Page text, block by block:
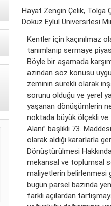
Hayat Zengin Çelik, Tolga
Dokuz Eylül Üniversitesi
Kentler için kaçınılmaz
tanımlanıp sermaye
Böyle bir aşamada
azından söz konusu
zeminin sürekli olarak
sorunu olduğu ve yerel
yaşanan dönüşümlerin
noktada büyük ölçekli ve
Alanı” başlıklı 73.
olarak aldığı kararlarla
Dönüştürülmesi
mekansal ve toplumsal
maliyetlerin belirlenmesi
bugün parsel bazında
farklı açılardan